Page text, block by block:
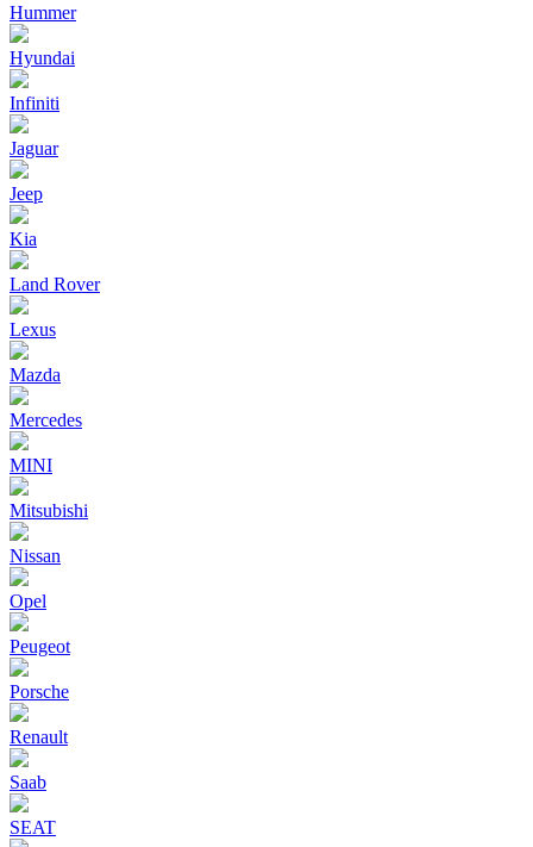
Hummer
Hyundai
Infiniti
Jaguar
Jeep
Kia
Land Rover
Lexus
Mazda
Mercedes
MINI
Mitsubishi
Nissan
Opel
Peugeot
Porsche
Renault
Saab
SEAT